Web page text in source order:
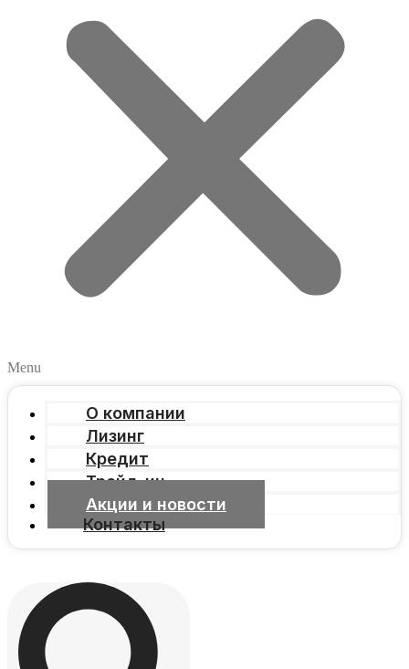
Menu
О компании
Лизинг
Кредит
Трейд-ин
Акции и новости
Контакты